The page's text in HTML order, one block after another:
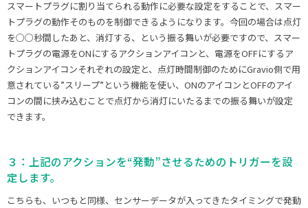
スマートプラグに割り当てられる動作に必要な設定をすることで、スマー
トプラグの動作そのものを制御できるようになります。今回の場合は点灯
を○○秒間したあと、消灯する、という振る舞いが必要ですので、スマー
トプラグの電源をONにするアクションアイコンと、電源をOFFにするア
クションアイコンそれぞれの設定と、点灯時間制御のためにGravio側で用
意されている”スリープ”という機能を使い、ONのアイコンとOFFのアイ
コンの間に挟み込むことで点灯から消灯にいたるまでの振る舞いが設定
できます。
３：上記のアクションを“発動”させるためのトリガーを設
定します。
こちらも、いつもと同様、センサーデータが入ってきたタイミングで発動